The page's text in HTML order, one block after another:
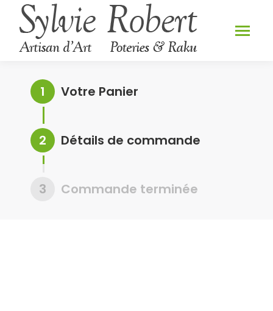
Votre Panier
1
Détails de commande
2
Commande terminée
3